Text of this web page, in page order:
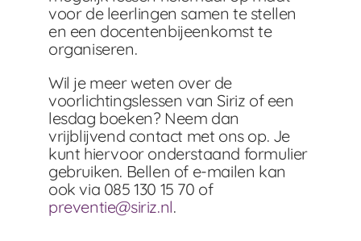
voor de leerlingen samen te stellen
en een docentenbijeenkomst te
organiseren.
Wil je meer weten over de
voorlichtingslessen van Siriz of een
lesdag boeken? Neem dan
vrijblijvend contact met ons op. Je
kunt hiervoor onderstaand formulier
gebruiken. Bellen of e-mailen kan
ook via 085 130 15 70 of
preventie@siriz.nl.